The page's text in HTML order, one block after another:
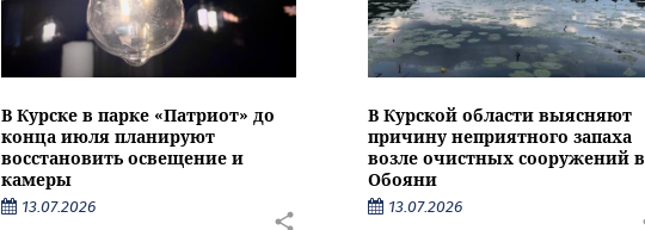
В Курске в парке «Патриот» до
конца июля планируют
восстановить освещение и
камеры
13.07.2026
В Курской области выясняют
причину неприятного запаха
возле очистных сооружений в
Обояни
13.07.2026